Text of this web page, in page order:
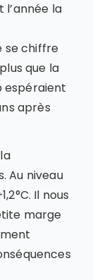
l’année la
se chiffre
que la
espéraient
après
Au niveau
Il nous
marge